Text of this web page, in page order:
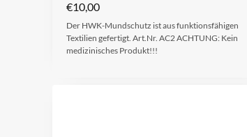
€10,00
Der HWK-Mundschutz ist aus funktionsfähigen
Textilien gefertigt. Art.Nr. AC2 ACHTUNG: Kein
medizinisches Produkt!!!